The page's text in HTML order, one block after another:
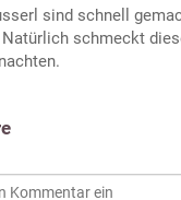
sind schnell
schmeckt